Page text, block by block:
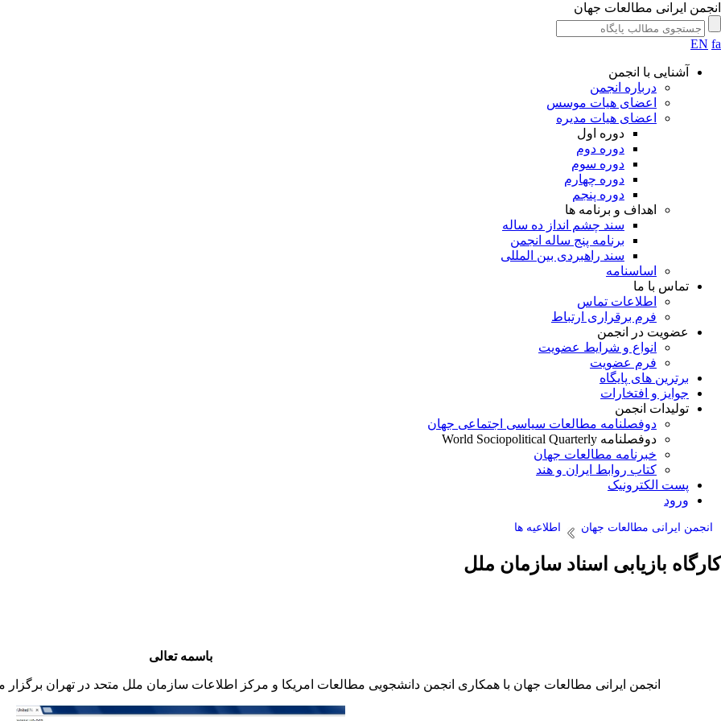
انجمن ایرانی مطالعات جهان
EN fa
آشنایی با انجمن
درباره انجمن
اعضای هیات موسس
اعضای هیات مدیره
دوره اول
دوره دوم
دوره سوم
دوره چهارم
دوره پنجم
اهداف و برنامه ها
سند چشم انداز ده ساله
برنامه پنج ساله انجمن
سند راهبردی بین المللی
اساسنامه
تماس با ما
اطلاعات تماس
فرم برقراری ارتباط
عضویت در انجمن
انواع و شرایط عضویت
فرم عضویت
برترین های پایگاه
جوایز و افتخارات
تولیدات انجمن
دوفصلنامه مطالعات سیاسی اجتماعی جهان
دوفصلنامه World Sociopolitical Quarterly
خبرنامه مطالعات جهان
کتاب روابط ایران و هند
پست الکترونیک
ورود
انجمن ایرانی مطالعات جهان اطلاعیه ها
کارگاه بازیابی اسناد سازمان ملل
باسمه تعالی
انجمن ایرانی مطالعات جهان با همکاری انجمن دانشجویی مطالعات امریکا و مرکز اطلاعات سازمان ملل متحد در تهران برگزار